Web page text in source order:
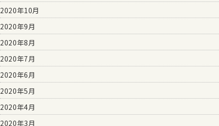
2020年10月
2020年9月
2020年8月
2020年7月
2020年6月
2020年5月
2020年4月
2020年3月